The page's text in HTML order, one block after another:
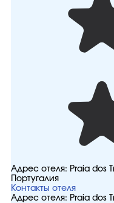
Адрес отеля: Praia dos
Португалия
Контакты отеля
Адрес отеля: Praia dos